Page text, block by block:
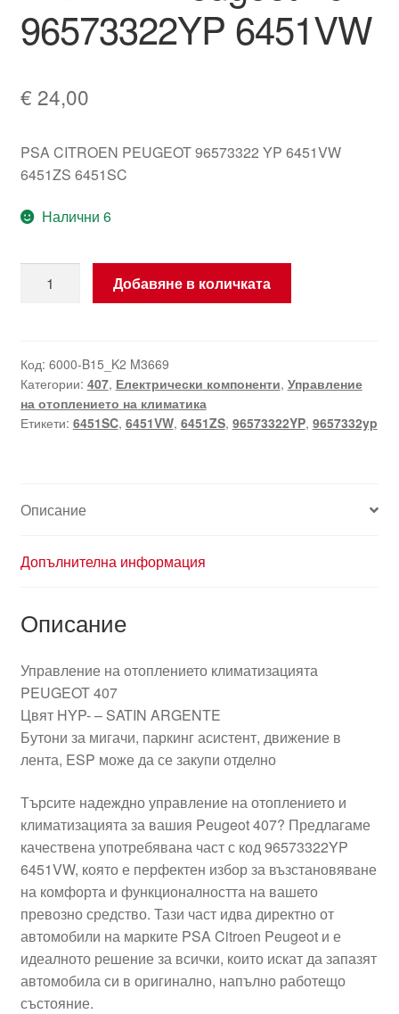
96573322YP 6451VW
€ 24,00
PSA CITROEN PEUGEOT 96573322 YP 6451VW
6451ZS 6451SC
Налични 6
климатичната
система
Peugeot
407
Добавяне в количката
Код: 6000-B15_K2 M3669
Категории: 407, Електрически компоненти, Управление
на отоплението на климатика
Етикети: 6451SC, 6451VW, 6451ZS, 96573322YP, 9657332yp
Описание
Допълнителна информация
Описание
Управление на отоплението климатизацията
PEUGEOT 407
Цвят HYP- – SATIN ARGENTE
Бутони за мигачи, паркинг асистент, движение в
лента, ESP може да се закупи отделно
Търсите надеждно управление на отоплението и
климатизацията за вашия Peugeot 407? Предлагаме
качествена употребявана част с код 96573322YP
6451VW, която е перфектен избор за възстановяване
на комфорта и функционалността на вашето
превозно средство. Тази част идва директно от
автомобили на марките PSA Citroen Peugeot и е
идеалното решение за всички, които искат да запазят
автомобила си в оригинално, напълно работещо
състояние.